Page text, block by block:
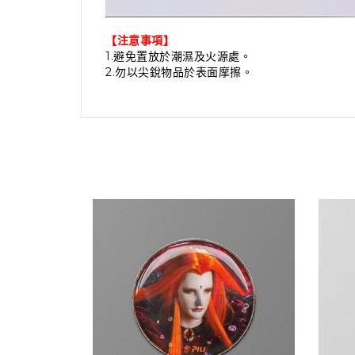
【注意事項】
1.避免置放於潮濕及火源處。
2.勿以尖銳物品於表面摩擦。